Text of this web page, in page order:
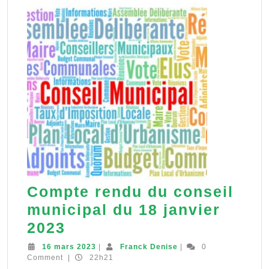
2023
Compte rendu du conseil
municipal du 18 janvier
2023
rendu
du
16 mars 2023 16
mars
| Franck Denise Franck
|
0
Comment
| 22h21